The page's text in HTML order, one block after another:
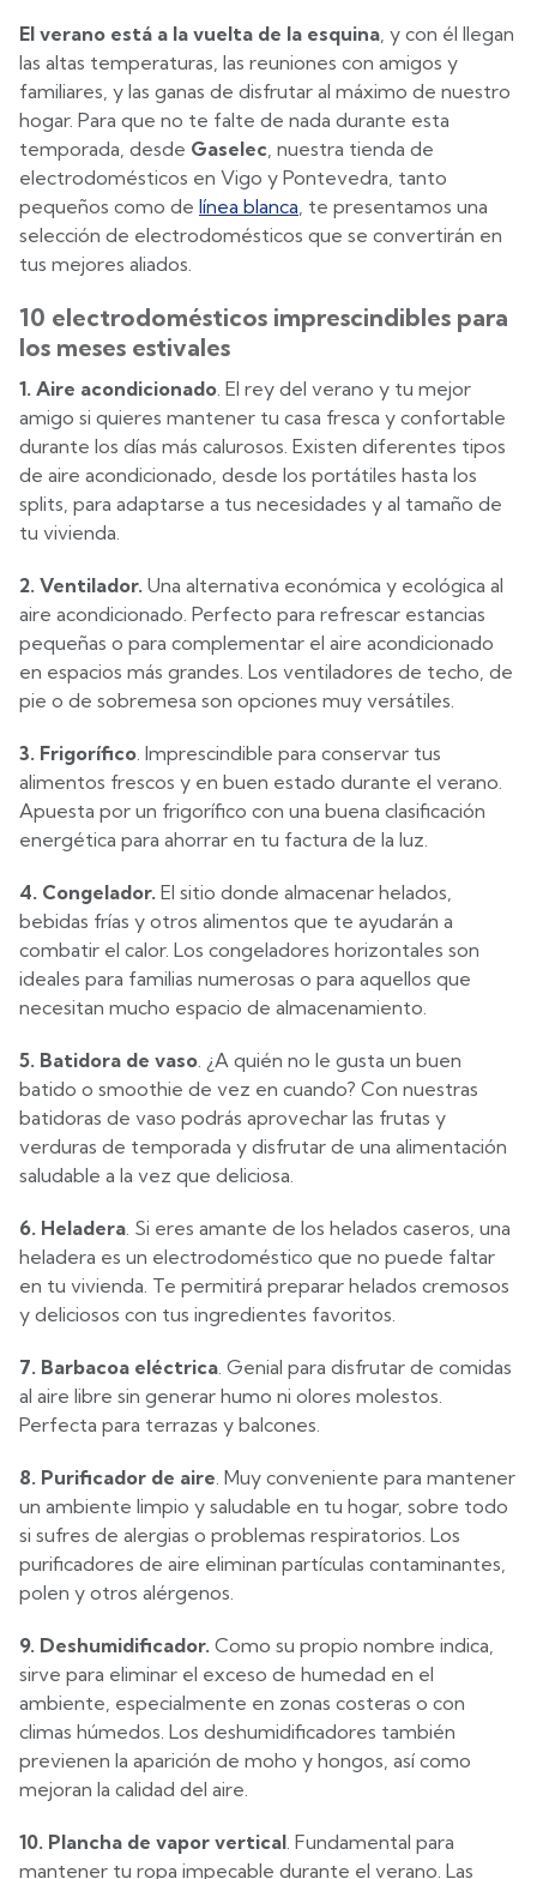
El verano está a la vuelta de la esquina , y con él llegan
las altas temperaturas, las reuniones con amigos y
familiares, y las ganas de disfrutar al máximo de nuestro
hogar. Para que no te falte de nada durante esta
temporada, desde Gaselec , nuestra tienda de
electrodomésticos en Vigo y Pontevedra, tanto
pequeños como de línea blanca , te presentamos una
selección de electrodomésticos que se convertirán en
tus mejores aliados.
10 electrodomésticos imprescindibles para
los meses estivales
1. Aire acondicionado. El rey del verano y tu mejor
amigo si quieres mantener tu casa fresca y confortable
durante los días más calurosos. Existen diferentes tipos
de aire acondicionado, desde los portátiles hasta los
splits, para adaptarse a tus necesidades y al tamaño de
tu vivienda.
2. Ventilador. Una alternativa económica y ecológica al
aire acondicionado. Perfecto para refrescar estancias
pequeñas o para complementar el aire acondicionado
en espacios más grandes. Los ventiladores de techo, de
pie o de sobremesa son opciones muy versátiles.
3. Frigorífico. Imprescindible para conservar tus
alimentos frescos y en buen estado durante el verano.
Apuesta por un frigorífico con una buena clasificación
energética para ahorrar en tu factura de la luz.
4. Congelador. El sitio donde almacenar helados,
bebidas frías y otros alimentos que te ayudarán a
combatir el calor. Los congeladores horizontales son
ideales para familias numerosas o para aquellos que
necesitan mucho espacio de almacenamiento.
5. Batidora de vaso. ¿A quién no le gusta un buen
batido o smoothie de vez en cuando? Con nuestras
batidoras de vaso podrás aprovechar las frutas y
verduras de temporada y disfrutar de una alimentación
saludable a la vez que deliciosa.
6. Heladera. Si eres amante de los helados caseros, una
heladera es un electrodoméstico que no puede faltar
en tu vivienda. Te permitirá preparar helados cremosos
y deliciosos con tus ingredientes favoritos.
7. Barbacoa eléctrica. Genial para disfrutar de comidas
al aire libre sin generar humo ni olores molestos.
Perfecta para terrazas y balcones.
8. Purificador de aire. Muy conveniente para mantener
un ambiente limpio y saludable en tu hogar, sobre todo
si sufres de alergias o problemas respiratorios. Los
purificadores de aire eliminan partículas contaminantes,
polen y otros alérgenos.
9. Deshumidificador. Como su propio nombre indica,
sirve para eliminar el exceso de humedad en el
ambiente, especialmente en zonas costeras o con
climas húmedos. Los deshumidificadores también
previenen la aparición de moho y hongos, así como
mejoran la calidad del aire.
10. Plancha de vapor vertical. Fundamental para
mantener tu ropa impecable durante el verano. Las